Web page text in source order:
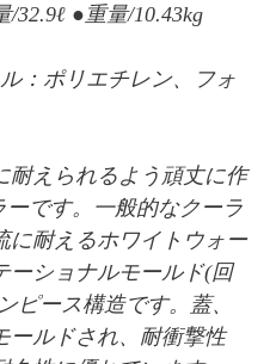
/32.9ℓ ●重量/10.43kg
：ポリエチレン、フォ
耐えられるよう頑丈に作
です。一般的なクーラ
に耐えるホワイトウォー
ーショナルモールド(回
ピース構造です。蓋、
ールドされ、耐衝撃性